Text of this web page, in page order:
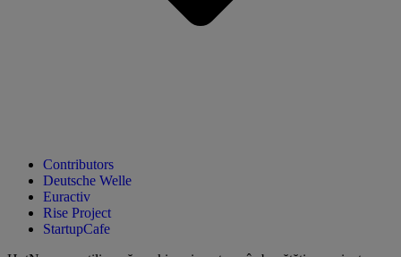
Contributors
Deutsche Welle
Euractiv
Rise Project
StartupCafe